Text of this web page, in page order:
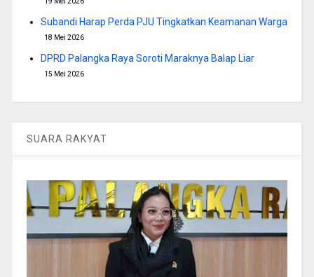
Subandi Harap Perda PJU Tingkatkan Keamanan Warga
18 Mei 2026
DPRD Palangka Raya Soroti Maraknya Balap Liar
15 Mei 2026
SUARA RAKYAT